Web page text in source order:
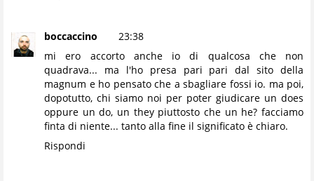
boccaccino
23:38
mi ero accorto anche io di qualcosa che non
quadrava... ma l'ho presa pari pari dal sito della
magnum e ho pensato che a sbagliare fossi io. ma poi,
dopotutto, chi siamo noi per poter giudicare un does
oppure un do, un they piuttosto che un he? facciamo
finta di niente... tanto alla fine il significato è chiaro.
Rispondi